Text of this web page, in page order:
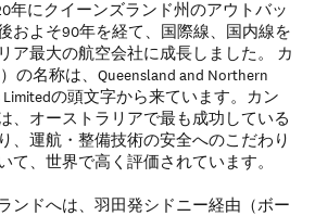
年にクイーンズランド州のアウトバッ
およそ90年を経て、国際線、国内線を
ア最大の航空会社に成長しました。 カ
の名称は、Queensland and Northern
Limitedの頭文字から来ています。カン
、オーストラリアで最も成功している
、運航・整備技術の安全へのこだわり
て、世界で高く評価されています。
ンドへは、羽田発シドニー経由（ボー